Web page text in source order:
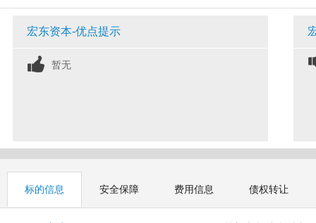
宏东资本-优点提示
暂无
标的信息 安全保障 费用信息 债权转让